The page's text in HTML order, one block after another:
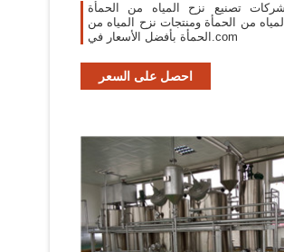
تصنيع نزح المياه من الحمأة
من الحمأة ومنتجات نزح المياه من
الحمأة بأفضل الأسعار في.com
احصل على السعر